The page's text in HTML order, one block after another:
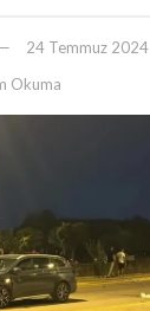
24 Temmuz 2024
Okuma